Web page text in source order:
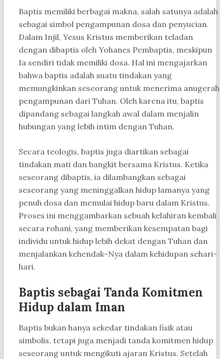
Baptis memiliki berbagai makna, salah satunya adalah
sebagai simbol pengampunan dosa dan penyucian.
Dalam Injil, Yesus Kristus memberikan teladan
dengan dibaptis oleh Yohanes Pembaptis, meskipun
Ia sendiri tidak memiliki dosa. Hal ini mengajarkan
bahwa baptis adalah suatu tindakan yang
memungkinkan seseorang untuk menerima anugerah
pengampunan dari Tuhan. Oleh karena itu, baptis
dipandang sebagai langkah awal dalam menjalin
hubungan yang lebih intim dengan Tuhan.
Secara teologis, baptis juga diartikan sebagai
tindakan mati dan bangkit bersama Kristus. Ketika
seseorang dibaptis, ia dilambangkan sebagai
seseorang yang meninggalkan hidup lamanya yang
penuh dosa dan memulai hidup baru dalam Kristus.
Proses ini menggambarkan sebuah kelahiran kembali
secara rohani, yang memberikan kesempatan bagi
individu untuk hidup lebih dekat dengan Tuhan dan
menjalankan kehendak-Nya dalam kehidupan sehari-
hari.
Baptis sebagai Tanda Komitmen
Hidup dalam Iman
Baptis bukan hanya sekedar tindakan fisik atau
simbolis, tetapi juga menjadi tanda komitmen hidup
seseorang untuk mengikuti ajaran Kristus. Setelah